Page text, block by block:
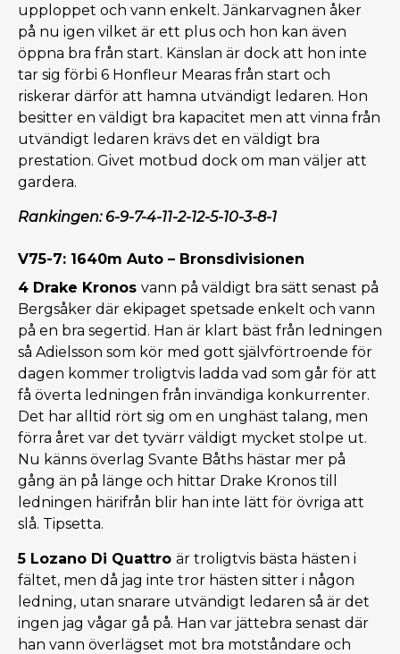
upploppet och vann enkelt. Jänkarvagnen åker
på nu igen vilket är ett plus och hon kan även
öppna bra från start. Känslan är dock att hon inte
tar sig förbi 6 Honfleur Mearas från start och
riskerar därför att hamna utvändigt ledaren. Hon
besitter en väldigt bra kapacitet men att vinna från
utvändigt ledaren krävs det en väldigt bra
prestation. Givet motbud dock om man väljer att
gardera.
Rankingen: 6-9-7-4-11-2-12-5-10-3-8-1
V75-7: 1640m Auto – Bronsdivisionen
4 Drake Kronos vann på väldigt bra sätt senast på
Bergsåker där ekipaget spetsade enkelt och vann
på en bra segertid. Han är klart bäst från ledningen
så Adielsson som kör med gott självförtroende för
dagen kommer troligtvis ladda vad som går för att
få överta ledningen från invändiga konkurrenter.
Det har alltid rört sig om en unghäst talang, men
förra året var det tyvärr väldigt mycket stolpe ut.
Nu känns överlag Svante Båths hästar mer på
gång än på länge och hittar Drake Kronos till
ledningen härifrån blir han inte lätt för övriga att
slå. Tipsetta.
5 Lozano Di Quattro är troligtvis bästa hästen i
fältet, men då jag inte tror hästen sitter i någon
ledning, utan snarare utvändigt ledaren så är det
ingen jag vågar gå på. Han var jättebra senast där
han vann överlägset mot bra motståndare och